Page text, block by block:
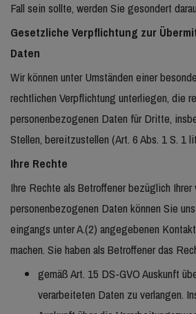
Fall sein sollte, werden Sie gesondert
Gesetzliche Verpflichtung zur
Daten
Wir können unter Umständen einer
rechtlichen Verpflichtung unterliegen, die
personenbezogenen Daten für Dritte,
Stellen, bereitzustellen (Art. 6 Abs. 1 S. 1
Ihre Rechte
Ihre Rechte als Betroffener bezüglich
personenbezogenen Daten können Sie
eingangs unter A.(2) angegebenen
machen. Sie haben als Betroffener das
gemäß Art. 15 DS-GVO Auskunft
verarbeiteten Daten zu verlangen.